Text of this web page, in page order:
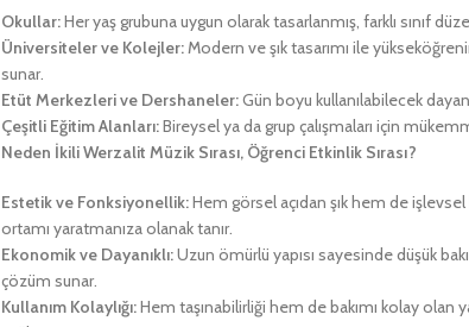
Okullar:Her yaş grubuna uygun olarak tasarlanmış, farklı sınıf
Üniversiteler ve Kolejler:Modern ve şık tasarımı ile
sunar.
Etüt Merkezleri ve Dershaneler:Gün boyu kullanılabilecek
Çeşitli Eğitim Alanları:Bireysel ya da grup çalışmaları için
Neden İkili Werzalit Müzik Sırası, Öğrenci Etkinlik Sırası?
Estetik ve Fonksiyonellik:Hem görsel açıdan şık hem de
ortamı yaratmanıza olanak tanır.
Ekonomik ve Dayanıklı:Uzun ömürlü yapısı sayesinde düşük
çözüm sunar.
Kullanım Kolaylığı:Hem taşınabilirliği hem de bakımı kolay olan